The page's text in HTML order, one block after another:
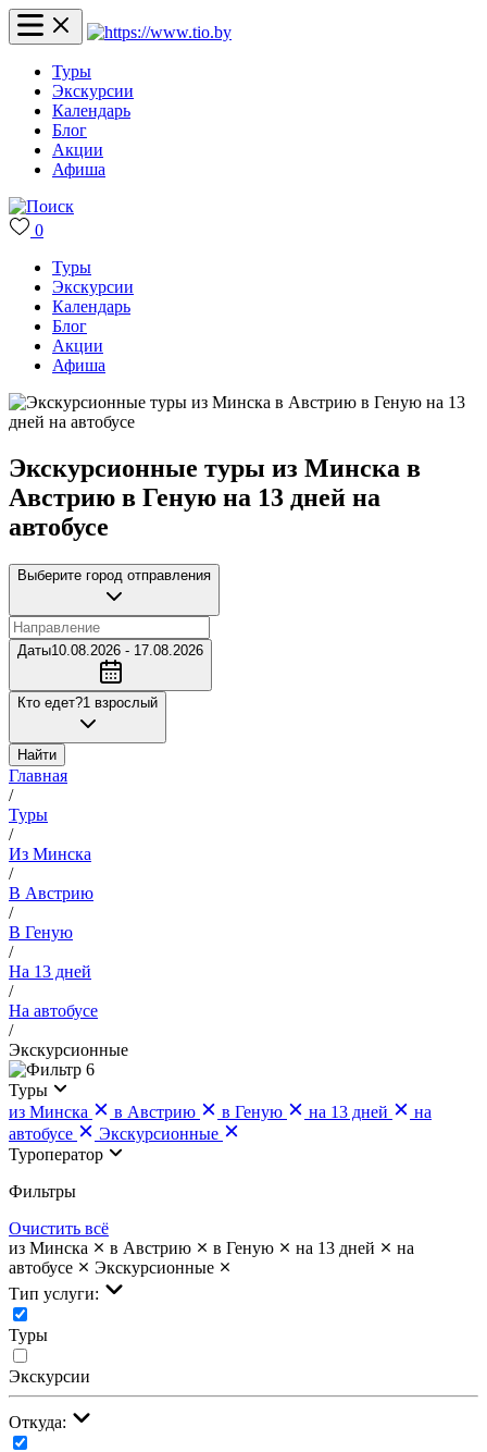
Туры
Экскурсии
Календарь
Блог
Акции
Афиша
0
Туры
Экскурсии
Календарь
Блог
Акции
Афиша
Экскурсионные туры из Минска в
Австрию в Геную на 13 дней на
автобусе
Выберите город отправления
Даты10.08.2026 - 17.08.2026
Кто едет?1 взрослый
Найти
Главная
/
Туры
/
Из Минска
/
В Австрию
/
В Геную
/
На 13 дней
/
На автобусе
/
Экскурсионные
6
Туры
из Минска
в Австрию в Геную на 13 дней
на
автобусе
Экскурсионные
Туроператор
Фильтры
Очистить всё
из Минска
в Австрию в Геную на 13 дней
на
автобусе
Экскурсионные
Тип услуги:
Туры
Экскурсии
Откуда: